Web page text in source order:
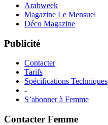
Arabweek
Magazine Le Mensuel
Déco Magazine
Publicité
Contacter
Tarifs
Spécifications Techniques
-
S’abonner à Femme
Contacter Femme